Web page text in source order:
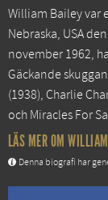
William Bailey var
Nebraska, USA
november 1962,
Gäckande
(1938), Charlie
och Miracles For
LÄS MER OM
Denna biografi har